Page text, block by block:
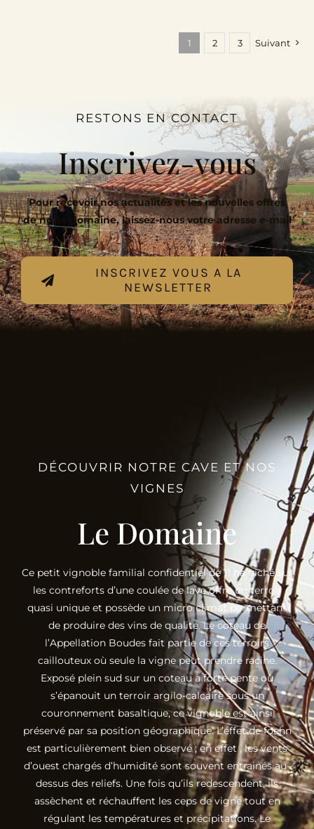
1 2 3 Suivant
RESTONS EN CONTACT
Inscrivez-vous
Pour recevoir nos actualités et les nouvelles offres
de notre domaine, laissez-nous votre adresse e-mail
:
INSCRIVEZ VOUS A LA
NEWSLETTER
DÉCOUVRIR NOTRE CAVE ET NOS
VIGNES
Le Domaine
Ce petit vignoble familial confidentiel de 11 ha niché sur
les contreforts d’une coulée de lave offre un terroir
quasi unique et possède un micro climat permettant
de produire des vins de qualité. Le coteau de
l’Appellation Boudes fait partie de ces terroirs
caillouteux où seule la vigne peut prendre racine.
Exposé plein sud sur un coteau à forte pente où
s’épanouit un terroir argilo-calcaire sous un
couronnement basaltique, ce vignoble est ainsi
préservé par sa position géographique. L’effet de foehn
est particulièrement bien observé ; en effet , les vents
d’ouest chargés d’humidité sont souvent entrainés au-
dessus des reliefs. Une fois qu’ils redescendent, ils
assèchent et réchauffent les ceps de vigne tout en
régulant les températures et précipitations. Le